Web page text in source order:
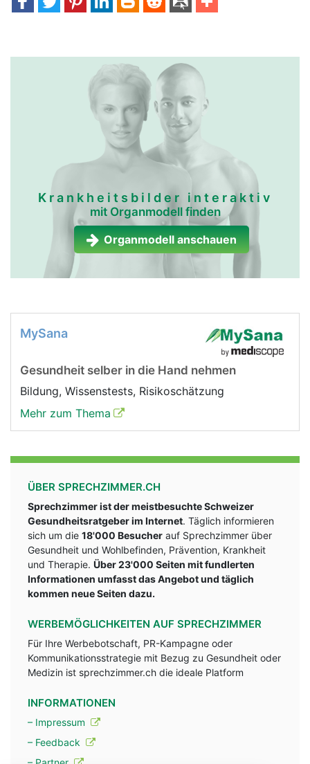
Krankheitsbilder interaktiv
mit Organmodell finden
Organmodell anschauen
MySana
Gesundheit selber in die Hand nehmen
Bildung, Wissenstests, Risikoschätzung
Mehr zum Thema
ÜBER SPRECHZIMMER.CH
Sprechzimmer ist der meistbesuchte Schweizer
Gesundheitsratgeber im Internet. Täglich informieren
sich um die 18'000 Besucher auf Sprechzimmer über
Gesundheit und Wohlbefinden, Prävention, Krankheit
und Therapie. Über 23'000 Seiten mit fundlerten
Informationen umfasst das Angebot und täglich
kommen neue Seiten dazu.
WERBEMÖGLICHKEITEN AUF SPRECHZIMMER
Für Ihre Werbebotschaft, PR-Kampagne oder
Kommunikationsstrategie mit Bezug zu Gesundheit oder
Medizin ist sprechzimmer.ch die ideale Platform
INFORMATIONEN
– Impressum
– Feedback